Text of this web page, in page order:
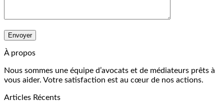
À propos
Nous sommes une équipe d’avocats et de médiateurs prêts à
vous aider. Votre satisfaction est au cœur de nos actions.
Articles Récents